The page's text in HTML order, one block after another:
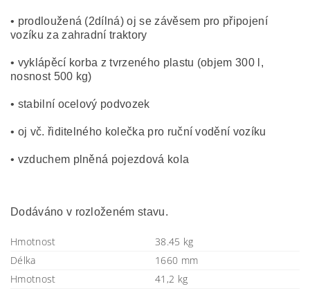
• prodloužená (2dílná) oj se závěsem pro připojení
vozíku za zahradní traktory
• vyklápěcí korba z tvrzeného plastu (objem 300 l,
nosnost 500 kg)
• stabilní ocelový podvozek
• oj vč. řiditelného kolečka pro ruční vodění vozíku
• vzduchem plněná pojezdová kola
Dodáváno v rozloženém stavu.
Hmotnost
38.45 kg
Délka
1660 mm
Hmotnost
41,2 kg